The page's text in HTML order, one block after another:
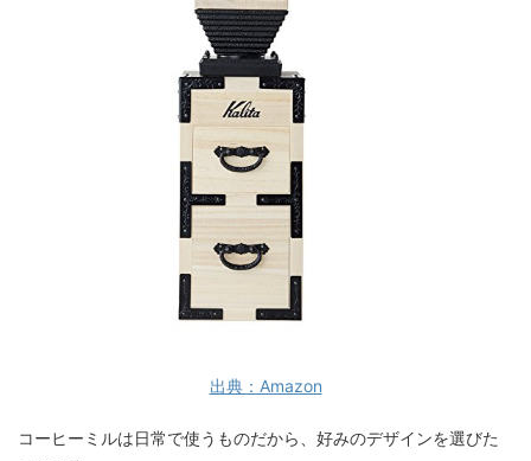
出典：Amazon
コーヒーミルは日常で使うものだから、好みのデザインを選びた